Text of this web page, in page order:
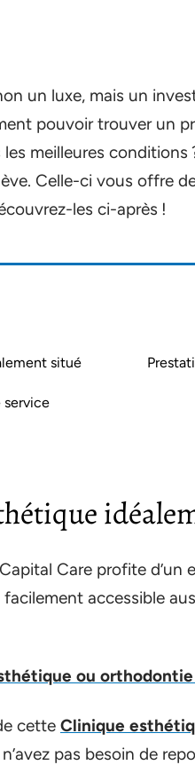
un luxe, mais un
pouvoir trouver un
meilleures
Celle-ci vous offre
les ci-après !
situé
service
Care profite d’un
accessible
ou
cette Clinique
pas besoin de